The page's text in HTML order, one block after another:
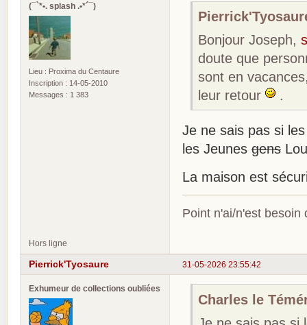
(¯`*•. splash .•*´¯)
Lieu : Proxima du Centaure
Inscription : 14-05-2010
Messages : 1 383
Bonjour Joseph,
doute que
sont en
leur retour
.
Je ne sais pas si
les Jeunes gens
La maison est
Point n'ai/n'est besoin
Hors ligne
31-05-2026 23:55:42
Pierrick'Tyosaure
Exhumeur de collections oubliées
Charles le